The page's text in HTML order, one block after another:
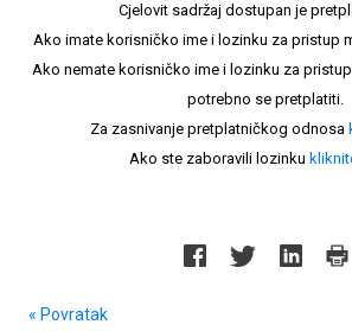
Cjelovit sadržaj dostupan je
Ako imate korisničko ime i lozinku za pristup
Ako nemate korisničko ime i lozinku za
potrebno se pretplatiti.
Za zasnivanje pretplatničkog odnosa
Ako ste zaboravili lozinku
« Povratak